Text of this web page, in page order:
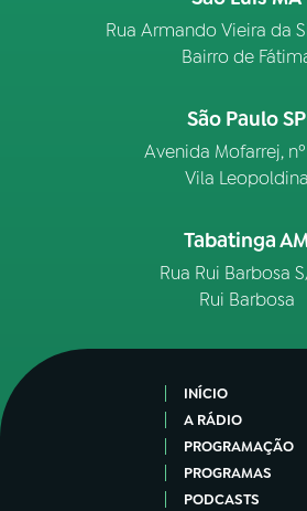
Rua Armando Vieira da
Bairro de
São Paulo SP
Avenida Mofarrej, nº
Vila Leopoldina
Tabatinga
Rua Rui Barbosa
Rui Barbosa
INÍCIO
A RÁDIO
PROGRAMAÇÃO
PROGRAMAS
PODCASTS